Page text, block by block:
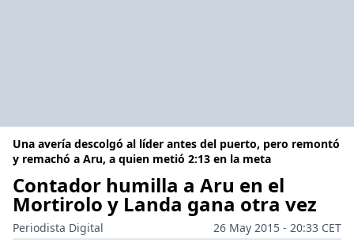
Una avería descolgó al líder antes del puerto, pero remontó
y remachó a Aru, a quien metió 2:13 en la meta
Contador humilla a Aru en el
Mortirolo y Landa gana otra vez
Periodista Digital
26 May 2015 - 20:33 CET